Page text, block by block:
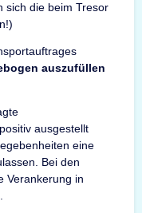
sich die beim Tresor
auszufüllen
ausgestellt
eine
Bei den
Verankerung in